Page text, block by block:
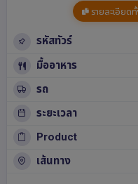
รายละเอียด
รหัสทัวร์
มื้ออาหาร
รถ
ระยะเวลา
Product
เส้นทาง